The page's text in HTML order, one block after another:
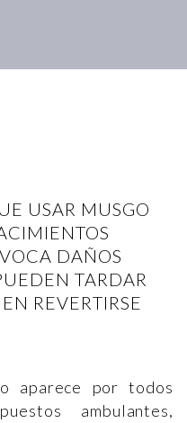
USAR MUSGO
DAÑOS
TARDAR
REVERTIRSE
aparece por todos
ambulantes,